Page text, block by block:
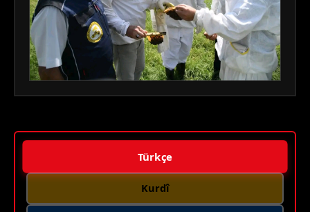
Türkçe
Kurdî